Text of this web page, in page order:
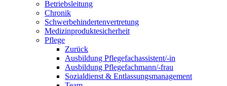
Betriebsleitung
Chronik
Schwerbehindertenvertretung
Medizinproduktesicherheit
Pflege
Zurück
Ausbildung Pflegefachassistent/-in
Ausbildung Pflegefachmann/-frau
Sozialdienst & Entlassungsmanagement